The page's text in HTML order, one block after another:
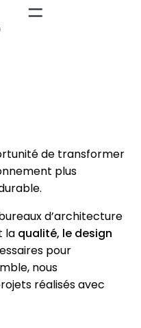
de transformer
plus
d’architecture
la qualité, le design
pour
nous
réalisés avec